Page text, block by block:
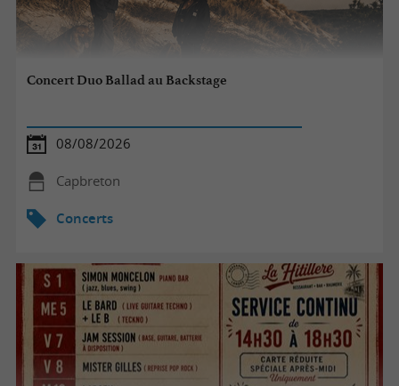
Concert Duo Ballad au Backstage
08/08/2026
Capbreton
Concerts